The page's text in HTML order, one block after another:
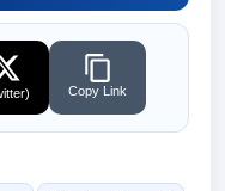
Copy Link